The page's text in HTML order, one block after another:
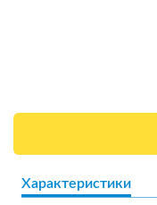
Характеристики